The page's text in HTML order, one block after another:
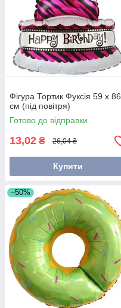
Фігура Тортик Фуксія 59 х 86
см (під повітря)
Готово до відправки
13,02 ₴ 26,04 ₴
Купити
–50%